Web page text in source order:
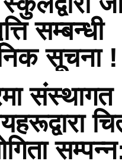
सम्बन्धी
सूचना !
संस्थागत